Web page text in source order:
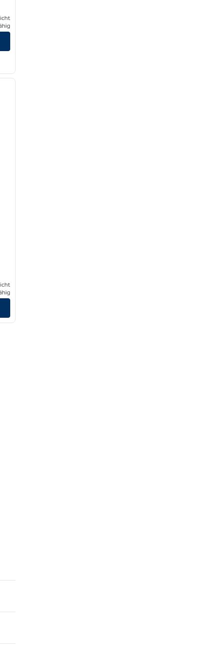
nächstes Bild